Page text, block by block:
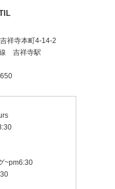
祥寺本町4-14-2
吉祥寺駅
~pm6:30